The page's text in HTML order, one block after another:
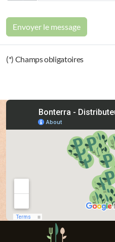
Envoyer le message
(*) Champs obligatoires